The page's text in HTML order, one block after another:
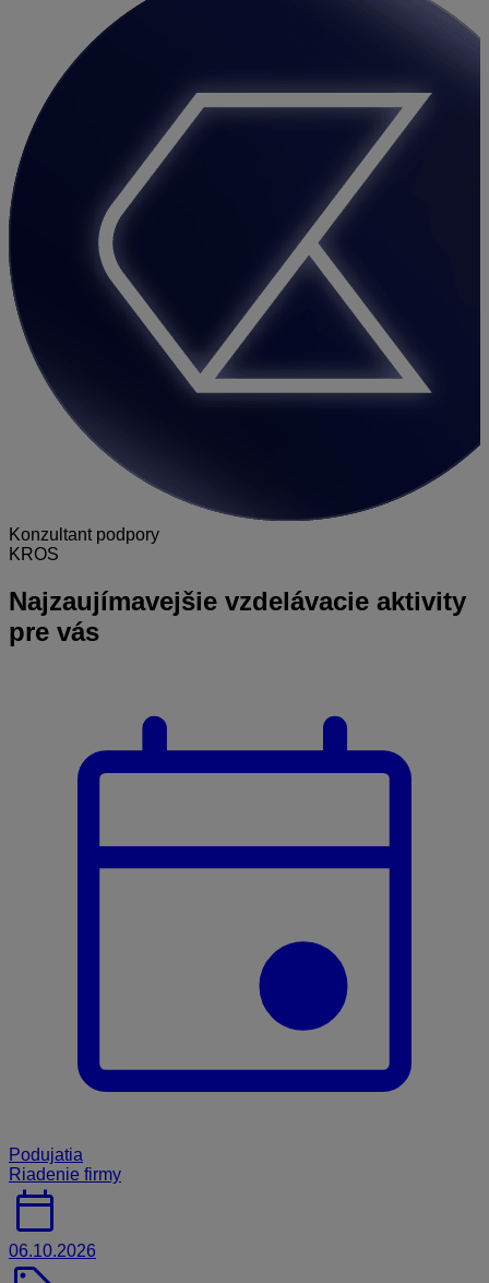
Konzultant podpory
KROS
Najzaujímavejšie vzdelávacie aktivity
pre vás
Podujatia
Riadenie firmy
calendar_today
06.10.2026